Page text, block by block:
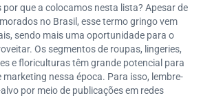
por que a colocamos nesta lista? Apesar de
no Brasil, esse termo gringo vem
sendo mais uma oportunidade para o
Os segmentos de roupas, lingeries,
e floriculturas têm grande potencial para
nessa época. Para isso, lembre-
por meio de publicações em redes